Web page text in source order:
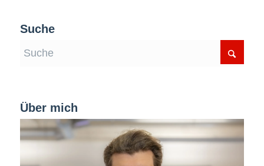
Suche
Über mich